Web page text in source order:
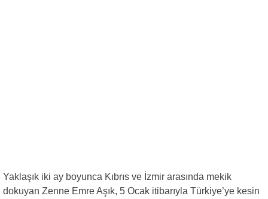
Yaklaşık iki ay boyunca Kıbrıs ve İzmir arasında mekik
dokuyan Zenne Emre Aşık, 5 Ocak itibarıyla Türkiye’ye kesin